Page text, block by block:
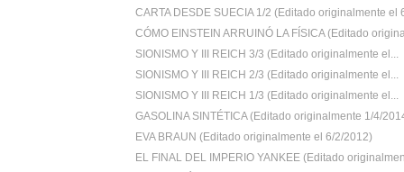
CARTA DESDE SUECIA 1/2 (Editado originalmente el
CÓMO EINSTEIN ARRUINÓ LA FÍSICA (Editado
SIONISMO Y III REICH 3/3 (Editado originalmente el...
SIONISMO Y III REICH 2/3 (Editado originalmente el...
SIONISMO Y III REICH 1/3 (Editado originalmente el...
GASOLINA SINTÉTICA (Editado originalmente 1/4/
EVA BRAUN (Editado originalmente el 6/2/2012)
EL FINAL DEL IMPERIO YANKEE (Editado